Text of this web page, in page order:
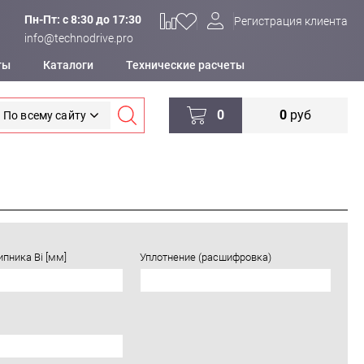
Пн-Пт: c 8:30 до 17:30
info@technodrive.pro
Регистрация клиента
Каталоги Технические расчеты
По всему сайту 0 0руб
Bi [мм] Уплотнение (расшифровка)